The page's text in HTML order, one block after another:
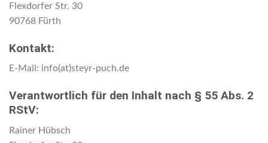
Flexdorfer Str. 30
90768 Fürth
Kontakt:
E-Mail: info(at)steyr-puch.de
Verantwortlich für den Inhalt nach § 55 Abs. 2
RStV:
Rainer Hübsch